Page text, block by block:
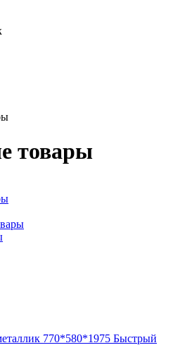
товары
Быстрый